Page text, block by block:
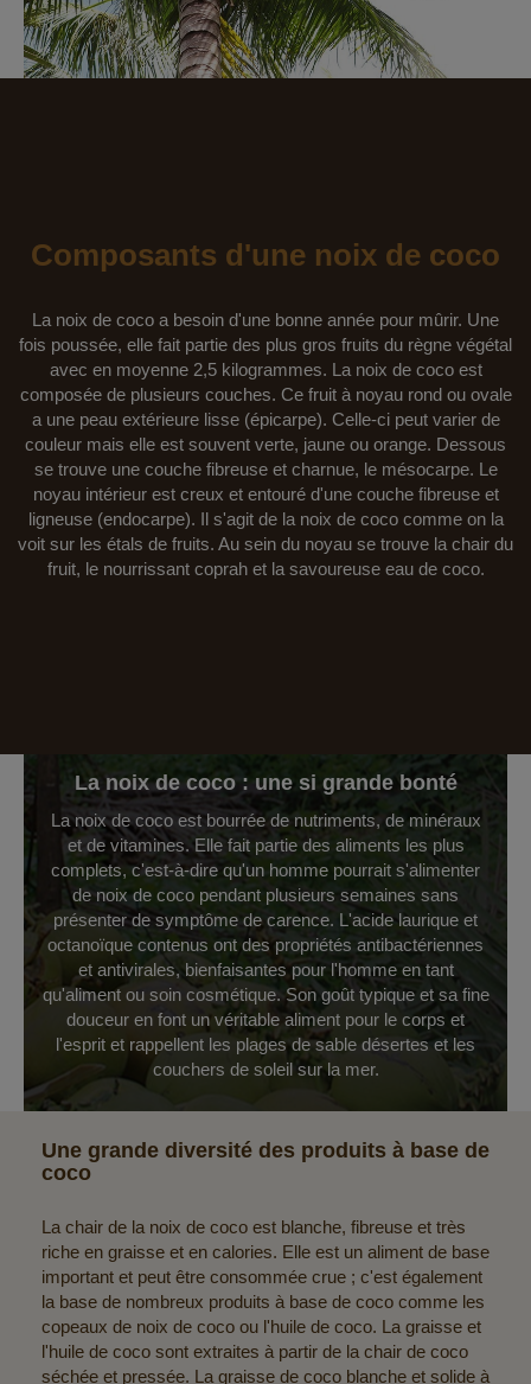
Composants d'une noix de coco
La noix de coco a besoin d'une bonne année pour mûrir. Une
fois poussée, elle fait partie des plus gros fruits du règne végétal
avec en moyenne 2,5 kilogrammes. La noix de coco est
composée de plusieurs couches. Ce fruit à noyau rond ou ovale
a une peau extérieure lisse (épicarpe). Celle-ci peut varier de
couleur mais elle est souvent verte, jaune ou orange. Dessous
se trouve une couche fibreuse et charnue, le mésocarpe. Le
noyau intérieur est creux et entouré d'une couche fibreuse et
ligneuse (endocarpe). Il s'agit de la noix de coco comme on la
voit sur les étals de fruits. Au sein du noyau se trouve la chair du
fruit, le nourrissant coprah et la savoureuse eau de coco.
La noix de coco : une si grande bonté
La noix de coco est bourrée de nutriments, de minéraux
et de vitamines. Elle fait partie des aliments les plus
complets, c'est-à-dire qu'un homme pourrait s'alimenter
de noix de coco pendant plusieurs semaines sans
présenter de symptôme de carence. L'acide laurique et
octanoïque contenus ont des propriétés antibactériennes
et antivirales, bienfaisantes pour l'homme en tant
qu'aliment ou soin cosmétique. Son goût typique et sa fine
douceur en font un véritable aliment pour le corps et
l'esprit et rappellent les plages de sable désertes et les
couchers de soleil sur la mer.
Une grande diversité des produits à base de
coco
La chair de la noix de coco est blanche, fibreuse et très
riche en graisse et en calories. Elle est un aliment de base
important et peut être consommée crue ; c'est également
la base de nombreux produits à base de coco comme les
copeaux de noix de coco ou l'huile de coco. La graisse et
l'huile de coco sont extraites à partir de la chair de coco
séchée et pressée. La graisse de coco blanche et solide à